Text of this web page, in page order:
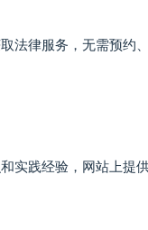
法律服务，无需预约
实践经验，网站上提